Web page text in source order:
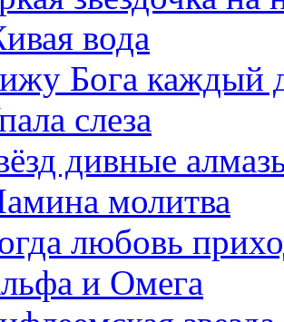
вода
Бога каждый
слеза
дивные
молитва
любовь
и Омега